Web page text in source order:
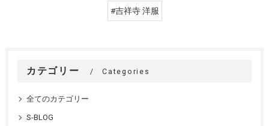
#吉祥寺 洋服
カテゴリー Categories
全てのカテゴリー
S-BLOG